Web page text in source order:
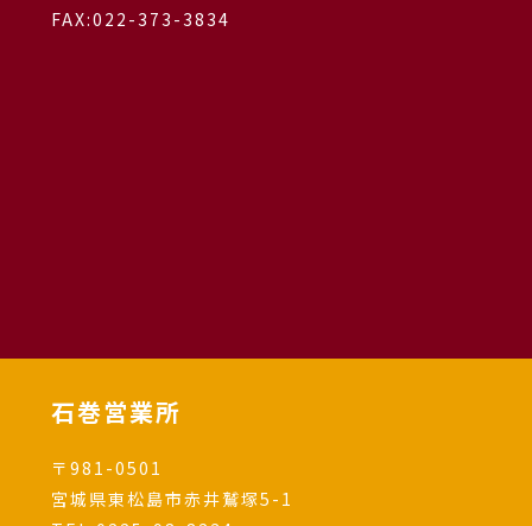
FAX:022-373-3834
石巻営業所
〒981-0501
宮城県東松島市赤井鷲塚5-1